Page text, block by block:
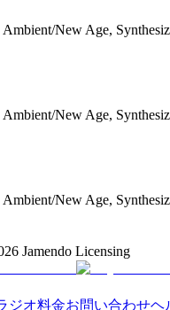
Ambient/New Age,
Ambient/New Age,
Ambient/New Age,
Jamendo Licensing
ジオ料金お問い合わせヘ